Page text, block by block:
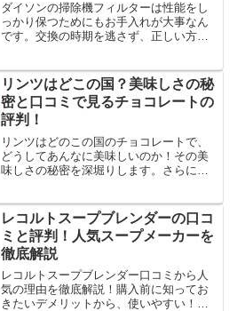
ダイソンの掃除機フィルターは性能をし
っかり保つためにもお手入れが大事なん
です。交換の時期を逃さず、正しい方法
手入れのポイントやお得な購入方法もご
紹介します。あなたのダイソンをもっと
長持ちさせましょう。
リンツはどこの国？美味しさの秘
密と口コミで見るチョコレートの
評判！
リンツはどのこの国のチョコレートで、
どうしてあんなに美味しいのか！その美
味しさの秘密を深堀りします。さらに口
り。リンツのチョコの美味しさが気にな
ったらぜひ読んでみてくださいね。
レコルトスープブレンダーの口コ
ミと評判！人気スープメーカーを
徹底解説
レコルトスープブレンダー口コミから人
気の理由を徹底解説！購入前に知ってお
きたいデメリットから、使いやすい！と